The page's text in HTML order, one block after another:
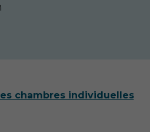
chambres individuelles